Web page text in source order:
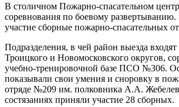
В столичном Пожарно-спасательном
соревнования по боевому
участие сборные пожарно-спасательных
Подразделения, в чей район выезда
Троицкого и Новомосковского округов,
учебно-тренировочной базе ПСО №306.
показывали свои умения и сноровку в
отряде №209 им. полковника А.А.
состязаниях приняли участие 28 сборных.